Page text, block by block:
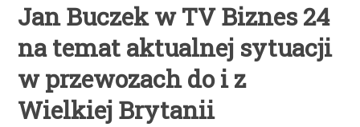
Jan Buczek w TV Biznes 24
na temat aktualnej sytuacji
w przewozach do i z
Wielkiej Brytanii